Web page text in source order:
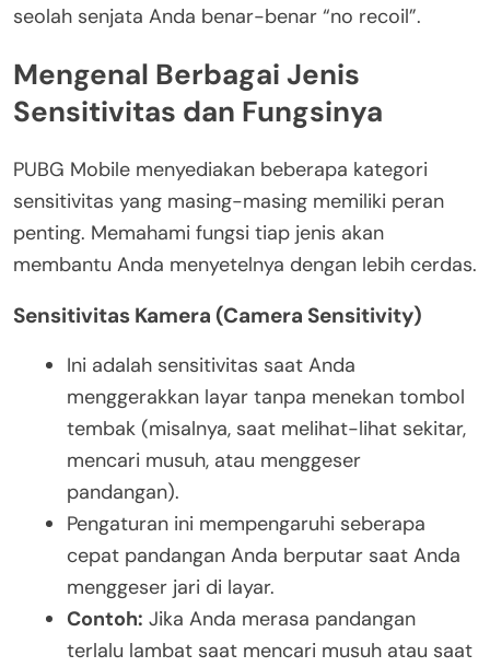
seolah senjata Anda benar-benar “no recoil”.
Mengenal Berbagai Jenis
Sensitivitas dan Fungsinya
PUBG Mobile menyediakan beberapa kategori
sensitivitas yang masing-masing memiliki peran
penting. Memahami fungsi tiap jenis akan
membantu Anda menyetelnya dengan lebih cerdas.
Sensitivitas Kamera (Camera Sensitivity)
Ini adalah sensitivitas saat Anda
menggerakkan layar tanpa menekan tombol
tembak (misalnya, saat melihat-lihat sekitar,
mencari musuh, atau menggeser
pandangan).
Pengaturan ini mempengaruhi seberapa
cepat pandangan Anda berputar saat Anda
menggeser jari di layar.
Contoh: Jika Anda merasa pandangan
terlalu lambat saat mencari musuh atau saat